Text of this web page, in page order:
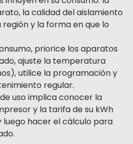
la calidad del aislamiento
región y la forma en que lo
priorice los aparatos
ajuste la temperatura
utilice la programación y
regular.
uso implica conocer la
y la tarifa de su kWh
luego hacer el cálculo para